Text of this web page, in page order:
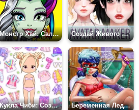
Монстр Хай: Салон Красоты Создай Живого Аватара: Девушки
Кукла Чиби: Создатель Аватара Беременная Леди Баг в Спа